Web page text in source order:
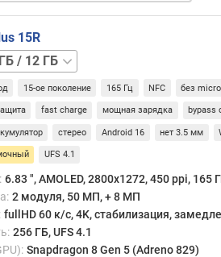
15R
15-ое поколение 165 Гц NFC без
fast charge мощная зарядка bypass
стерео Android 16 нет 3.5 мм
UFS 4.1
6.83 ", AMOLED, 2800x1272, 450 ppi, 165
2 модуля, 50 МП, + 8 МП
fullHD 60 к/с, 4K, стабилизация,
256 ГБ, UFS 4.1
Snapdragon 8 Gen 5 (Adreno 829)